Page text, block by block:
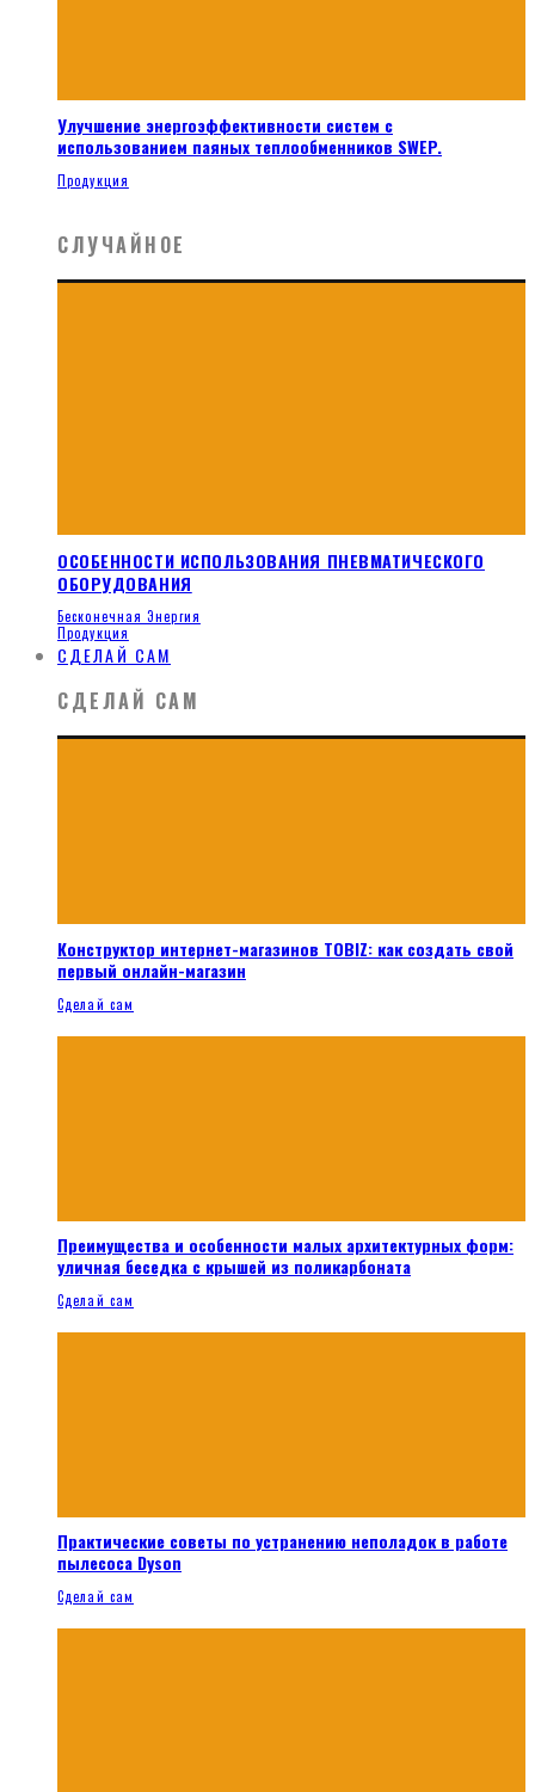
Улучшение энергоэффективности систем с
использованием паяных теплообменников SWEP.
Продукция
СЛУЧАЙНОЕ
ОСОБЕННОСТИ ИСПОЛЬЗОВАНИЯ ПНЕВМАТИЧЕСКОГО
ОБОРУДОВАНИЯ
Бесконечная Энергия
Продукция
СДЕЛАЙ САМ
СДЕЛАЙ САМ
Конструктор интернет-магазинов TOBIZ: как создать свой
первый онлайн-магазин
Сделай сам
Преимущества и особенности малых архитектурных форм:
уличная беседка с крышей из поликарбоната
Сделай сам
Практические советы по устранению неполадок в работе
пылесоса Dyson
Сделай сам